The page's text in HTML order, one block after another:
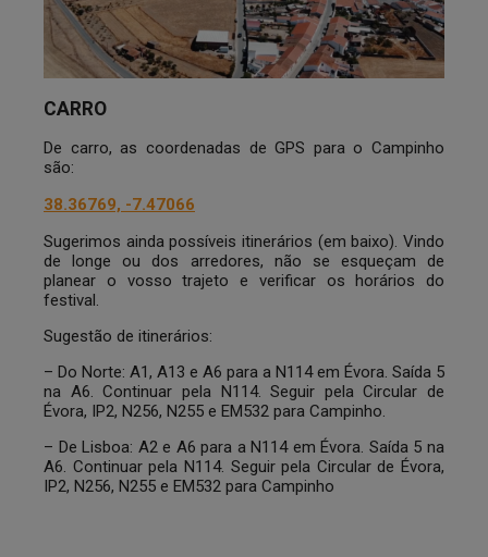
CARRO
De carro, as coordenadas de GPS para o Campinho
são:
38.36769, -7.47066
Sugerimos ainda possíveis itinerários (em baixo). Vindo
de longe ou dos arredores, não se esqueçam de
planear o vosso trajeto e verificar os horários do
festival.
Sugestão de itinerários:
– Do Norte: A1, A13 e A6 para a N114 em Évora. Saída 5
na A6. Continuar pela N114. Seguir pela Circular de
Évora, IP2, N256, N255 e EM532 para Campinho.
– De Lisboa: A2 e A6 para a N114 em Évora. Saída 5 na
A6. Continuar pela N114. Seguir pela Circular de Évora,
IP2, N256, N255 e EM532 para Campinho